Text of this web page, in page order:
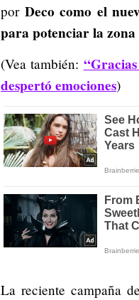
por Deco como el
para potenciar la zona
(Vea también:
despertó emociones)
La reciente campaña